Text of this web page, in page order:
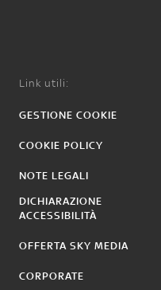
Link utili:
GESTIONE COOKIE
COOKIE POLICY
NOTE LEGALI
DICHIARAZIONE
ACCESSIBILITÀ
OFFERTA SKY MEDIA
CORPORATE